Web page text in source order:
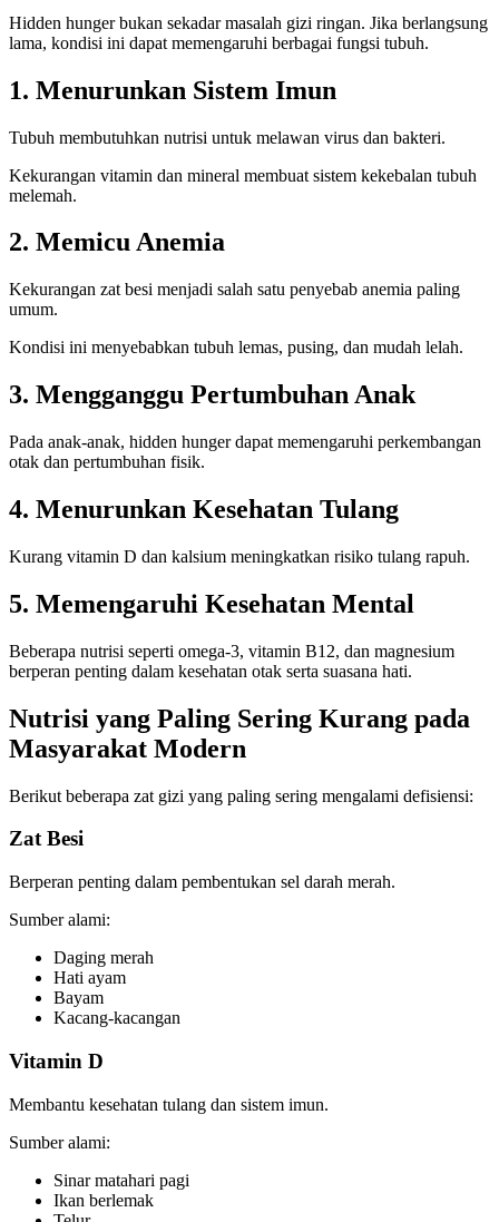
Hidden hunger bukan sekadar masalah gizi ringan. Jika berlangsung
lama, kondisi ini dapat memengaruhi berbagai fungsi tubuh.
1. Menurunkan Sistem Imun
Tubuh membutuhkan nutrisi untuk melawan virus dan bakteri.
Kekurangan vitamin dan mineral membuat sistem kekebalan tubuh
melemah.
2. Memicu Anemia
Kekurangan zat besi menjadi salah satu penyebab anemia paling
umum.
Kondisi ini menyebabkan tubuh lemas, pusing, dan mudah lelah.
3. Mengganggu Pertumbuhan Anak
Pada anak-anak, hidden hunger dapat memengaruhi perkembangan
otak dan pertumbuhan fisik.
4. Menurunkan Kesehatan Tulang
Kurang vitamin D dan kalsium meningkatkan risiko tulang rapuh.
5. Memengaruhi Kesehatan Mental
Beberapa nutrisi seperti omega-3, vitamin B12, dan magnesium
berperan penting dalam kesehatan otak serta suasana hati.
Nutrisi yang Paling Sering Kurang pada
Masyarakat Modern
Berikut beberapa zat gizi yang paling sering mengalami defisiensi:
Zat Besi
Berperan penting dalam pembentukan sel darah merah.
Sumber alami:
Daging merah
Hati ayam
Bayam
Kacang-kacangan
Vitamin D
Membantu kesehatan tulang dan sistem imun.
Sumber alami:
Sinar matahari pagi
Ikan berlemak